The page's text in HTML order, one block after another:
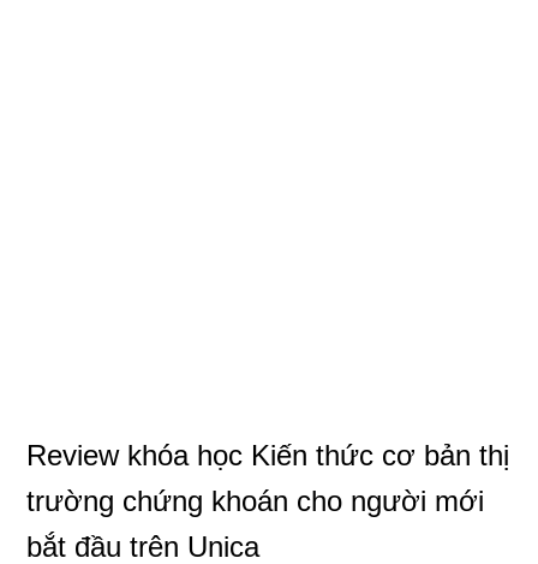
Review khóa học Kiến thức cơ bản thị
trường chứng khoán cho người mới
bắt đầu trên Unica